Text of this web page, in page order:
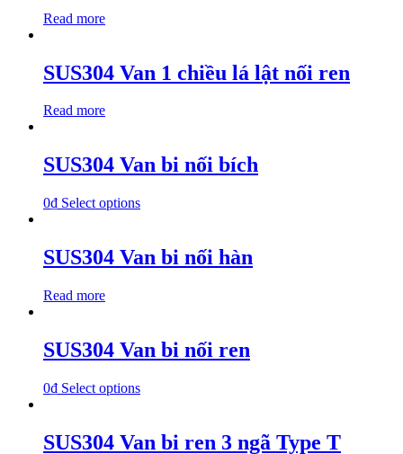
Read more
SUS304 Van 1 chiều lá lật nối ren
Read more
SUS304 Van bi nối bích
0₫ Select options
SUS304 Van bi nối hàn
Read more
SUS304 Van bi nối ren
0₫ Select options
SUS304 Van bi ren 3 ngã Type T